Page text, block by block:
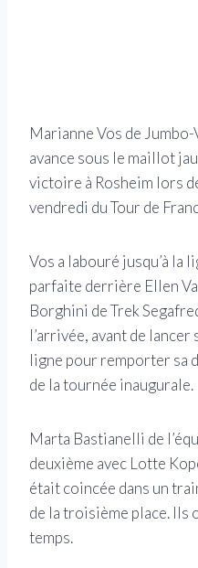
Marianne Vos de
avance sous le maillot
victoire à Rosheim lors
vendredi du Tour de
Vos a labouré jusqu’à la
parfaite derrière Ellen
Borghini de Trek
l’arrivée, avant de
ligne pour remporter sa
de la tournée inaugurale.
Marta Bastianelli de
deuxième avec Lotte
était coincée dans un
de la troisième place. Ils
temps.